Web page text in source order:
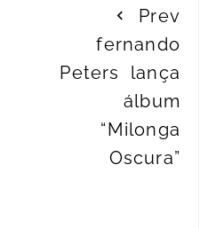
Prev
fernando
Peters lança
álbum
“Milonga
Oscura”